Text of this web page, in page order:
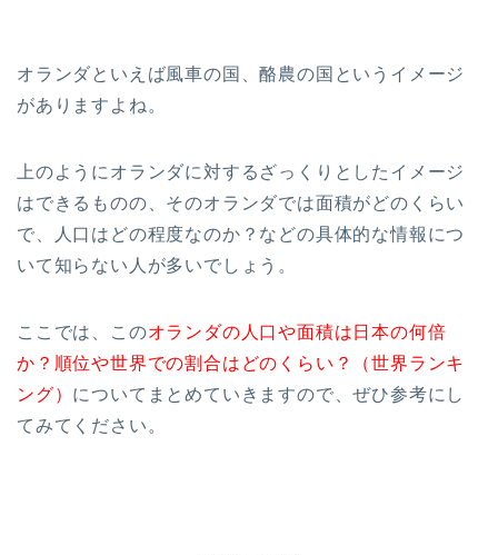
オランダといえば風車の国、酪農の国というイメージ
がありますよね。
上のようにオランダに対するざっくりとしたイメージ
はできるものの、そのオランダでは面積がどのくらい
で、人口はどの程度なのか？などの具体的な情報につ
いて知らない人が多いでしょう。
ここでは、このオランダの人口や面積は日本の何倍
か？順位や世界での割合はどのくらい？（世界ランキ
ング） についてまとめていきますので、ぜひ参考にし
てみてください。